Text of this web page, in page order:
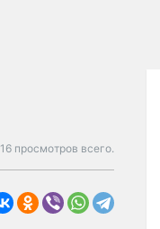
16 просмотров всего.